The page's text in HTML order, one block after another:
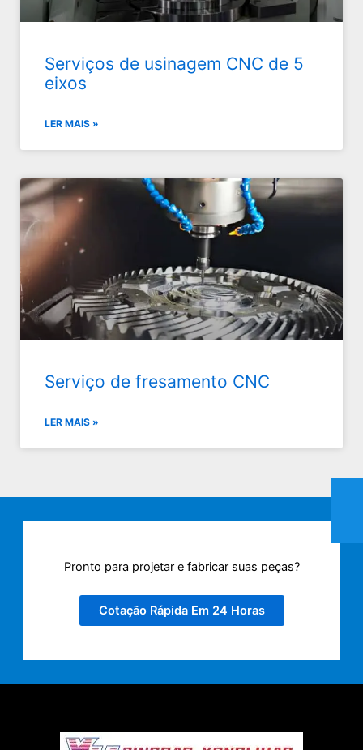
Serviços de usinagem CNC de 5
eixos
LER MAIS »
Serviço de fresamento CNC
LER MAIS »
Pronto para projetar e fabricar suas peças?
Cotação Rápida Em 24 Horas